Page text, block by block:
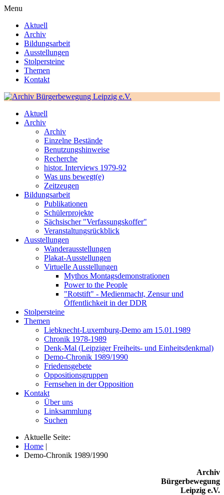
Menu
Aktuell
Archiv
Bildungsarbeit
Ausstellungen
Stolpersteine
Themen
Kontakt
Aktuell
Archiv
Archiv
Einzelne Bestände
Benutzungshinweise
Recherche
histor. Interviews 1979-92
Was uns bewegt(e)
Zeitzeugen
Bildungsarbeit
Publikationen
Schülerprojekte
Sächsischer "Verfassungskoffer"
Veranstaltungsrückblick
Ausstellungen
Wanderausstellungen
Plakat-Ausstellungen
Virtuelle Ausstellungen
Mythos Montagsdemonstrationen
Power to the People
"Rotstift" - Medienmacht, Zensur und
Öffentlichkeit in der DDR
Stolpersteine
Themen
Liebknecht-Luxemburg-Demo am 15.01.1989
Chronik 1978-1989
Denk-Mal (Leipziger Freiheits- und Einheitsdenkmal)
Demo-Chronik 1989/1990
Friedensgebete
Oppositionsgruppen
Fernsehen in der Opposition
Kontakt
Über uns
Linksammlung
Suchen
Aktuelle Seite:
Home |
Demo-Chronik 1989/1990
Archiv
Bürgerbewegung
Leipzig e.V.